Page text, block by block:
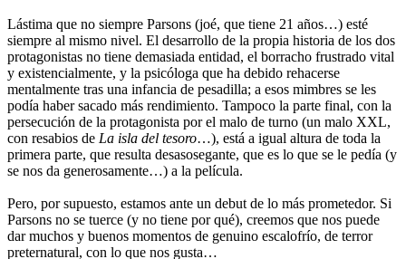
Lástima que no siempre Parsons (joé, que tiene 21 años…) esté
siempre al mismo nivel. El desarrollo de la propia historia de los dos
protagonistas no tiene demasiada entidad, el borracho frustrado vital
y existencialmente, y la psicóloga que ha debido rehacerse
mentalmente tras una infancia de pesadilla; a esos mimbres se les
podía haber sacado más rendimiento. Tampoco la parte final, con la
persecución de la protagonista por el malo de turno (un malo XXL,
con resabios de La isla del tesoro…), está a igual altura de toda la
primera parte, que resulta desasosegante, que es lo que se le pedía (y
se nos da generosamente…) a la película.
Pero, por supuesto, estamos ante un debut de lo más prometedor. Si
Parsons no se tuerce (y no tiene por qué), creemos que nos puede
dar muchos y buenos momentos de genuino escalofrío, de terror
preternatural, con lo que nos gusta…